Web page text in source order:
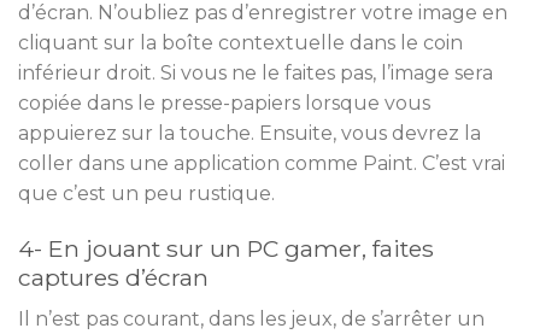
d’écran. N’oubliez pas d’enregistrer votre image en
cliquant sur la boîte contextuelle dans le coin
inférieur droit. Si vous ne le faites pas, l’image sera
copiée dans le presse-papiers lorsque vous
appuierez sur la touche. Ensuite, vous devrez la
coller dans une application comme Paint. C’est vrai
que c’est un peu rustique.
4- En jouant sur un PC gamer, faites
captures d’écran
Il n’est pas courant, dans les jeux, de s’arrêter un